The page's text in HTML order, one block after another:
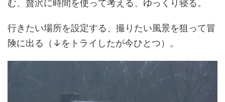
む、贅沢に時間を使って考える、ゆっくり寝る。
行きたい場所を設定する、撮りたい風景を狙って冒
険に出る（↓をトライしたが今ひとつ）。